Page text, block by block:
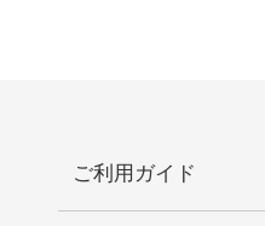
ご利用ガイド